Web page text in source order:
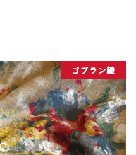
ゴブラン織